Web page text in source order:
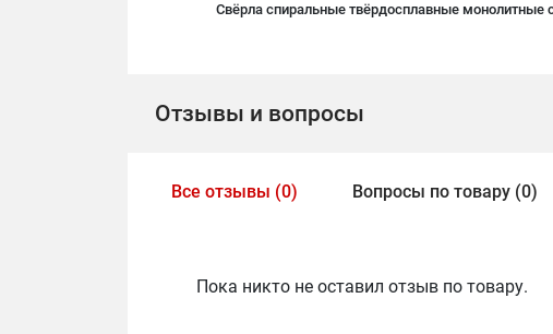
Свёрла спиральные твёрдосплавные монолитные
Отзывы и вопросы
Все отзывы (0) Вопросы по товару (0)
Пока никто не оставил отзыв по товару.